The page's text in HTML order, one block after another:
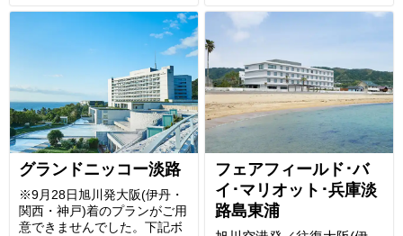
グランドニッコー淡路
※9月28日旭川発大阪(伊丹・
関西・神戸)着のプランがご用
意できませんでした。下記ボ
フェアフィールド･バ
イ･マリオット･兵庫淡
路島東浦